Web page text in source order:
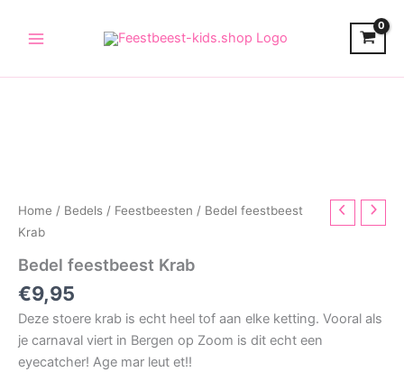
Home / Bedels / Feestbeesten / Bedel feestbeest
Krab
Bedel feestbeest Krab
€9,95
Deze stoere krab is echt heel tof aan elke ketting. Vooral als
je carnaval viert in Bergen op Zoom is dit echt een
eyecatcher! Age mar leut et!!